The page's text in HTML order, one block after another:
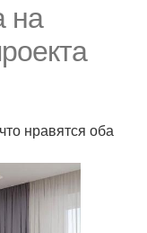
на
нравятся оба